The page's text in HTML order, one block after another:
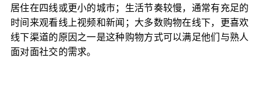
居住在四线或更小的城市；生活节奏较慢，通常有充足的
时间来观看线上视频和新闻；大多数购物在线下，更喜欢
线下渠道的原因之一是这种购物方式可以满足他们与熟人
面对面社交的需求。